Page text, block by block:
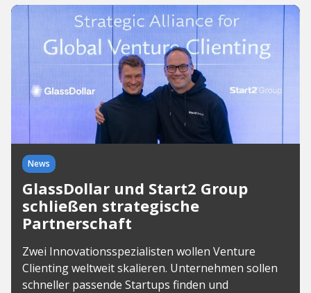
News
GlassDollar und Start2 Group
schließen strategische
Partnerschaft
Zwei Innovationsspezialisten wollen Venture
Clienting weltweit skalieren. Unternehmen sollen
schneller passende Startups finden und